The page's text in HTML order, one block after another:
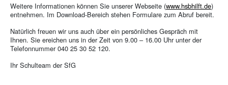
Weitere Informationen können Sie unserer Webseite (www.hsbhilft.de)
entnehmen. Im Download-Bereich stehen Formulare zum Abruf bereit.
Natürlich freuen wir uns auch über ein persönliches Gespräch mit
Ihnen. Sie ereichen uns in der Zeit von 9.00 – 16.00 Uhr unter der
Telefonnummer 040 25 30 52 120.
Ihr Schulteam der SfG